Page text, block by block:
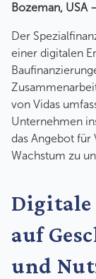
Bozeman, USA
Der
einer digitalen
von Vidas
Unternehmen
das Angebot für
Wachstum zu
Digitale
auf
und